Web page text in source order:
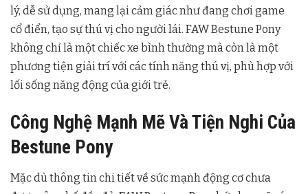
lý, dễ sử dụng, mang lại cảm giác như đang chơi game
cổ điển, tạo sự thú vị cho người lái. FAW Bestune Pony
không chỉ là một chiếc xe bình thường mà còn là một
phương tiện giải trí với các tính năng thú vị, phù hợp với
lối sống năng động của giới trẻ.
Công Nghệ Mạnh Mẽ Và Tiện Nghi Của
Bestune Pony
Mặc dù thông tin chi tiết về sức mạnh động cơ chưa